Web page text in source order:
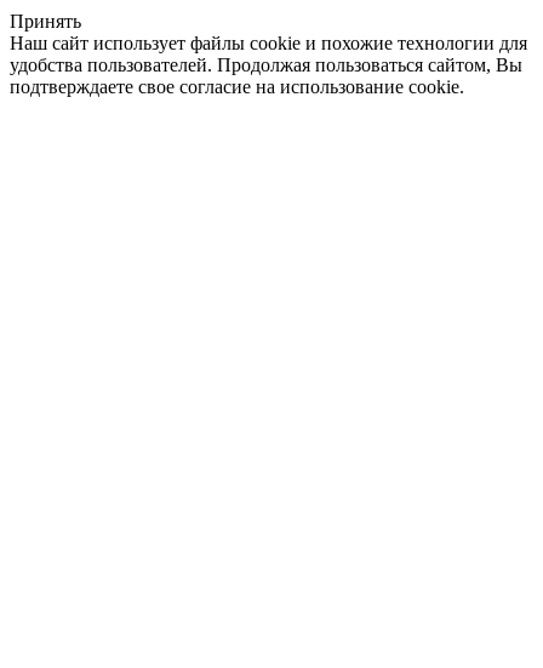
Принять
Наш сайт использует файлы cookie и похожие технологии для
удобства пользователей. Продолжая пользоваться сайтом, Вы
подтверждаете свое согласие на использование cookie.